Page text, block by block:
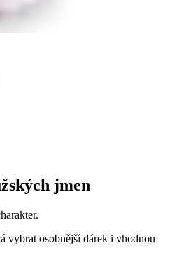
jmen
vybrat osobnější dárek i vhodnou